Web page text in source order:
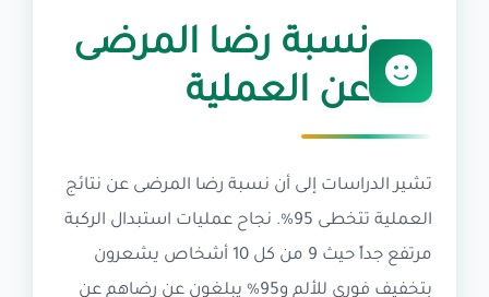
نسبة رضا المرضى
عن العملية
تشير الدراسات إلى أن نسبة رضا المرضى عن نتائج
العملية تتخطى 95%. نجاح عمليات استبدال الركبة
مرتفع جداً حيث 9 من كل 10 أشخاص يشعرون
بتخفيف فوري للألم و95% يبلغون عن رضاهم عن